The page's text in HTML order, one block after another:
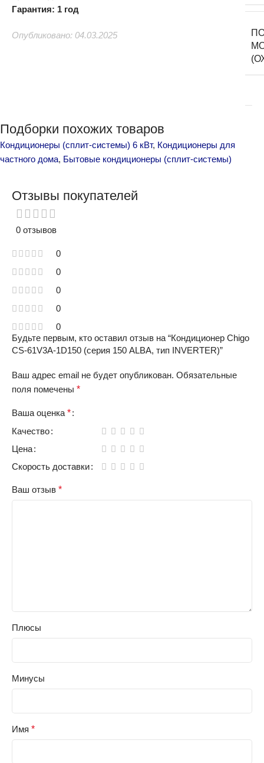
Гарантия: 1 год
Опубликовано: 04.03.2025
Подборки похожих товаров
Кондиционеры (сплит-системы) 6 кВт, Кондиционеры для
частного дома, Бытовые кондиционеры (сплит-системы)
Отзывы покупателей
0 отзывов
0
0
0
0
0
Будьте первым, кто оставил отзыв на “Кондиционер Chigo
CS-61V3A-1D150 (серия 150 ALBA, тип INVERTER)”
Ваш адрес email не будет опубликован. Обязательные
поля помечены *
Ваша оценка *
Качество
Цена
Скорость доставки
Ваш отзыв *
Плюсы
Минусы
Имя *